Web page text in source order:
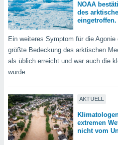
können
und
auf
klicken.
und
NOAA
des
eingetroffen.
Ein weiteres Symptom für die
größte Bedeckung des arktischen
als üblich erreicht und war auch die
wurde.
AKTUELL
extremen
nicht vom